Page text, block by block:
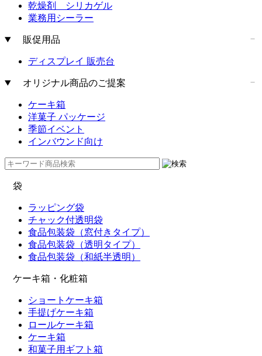
乾燥剤 シリカゲル
業務用シーラー
販促用品
ディスプレイ 販売台
オリジナル商品のご提案
ケーキ箱
洋菓子 パッケージ
季節イベント
インバウンド向け
袋
ラッピング袋
チャック付透明袋
食品包装袋（窓付きタイプ）
食品包装袋（透明タイプ）
食品包装袋（和紙半透明）
ケーキ箱・化粧箱
ショートケーキ箱
手提げケーキ箱
ロールケーキ箱
ケーキ箱
和菓子用ギフト箱